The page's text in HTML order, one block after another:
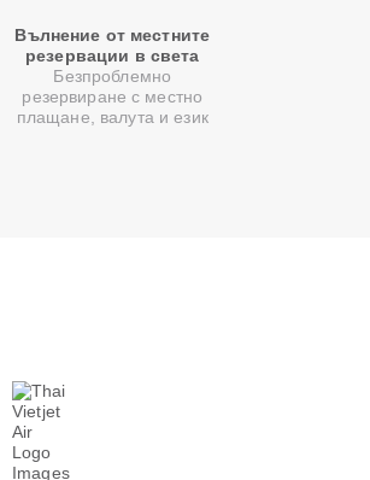
Вълнение от местните
резервации в света
Безпроблемно
резервиране с местно
плащане, валута и език